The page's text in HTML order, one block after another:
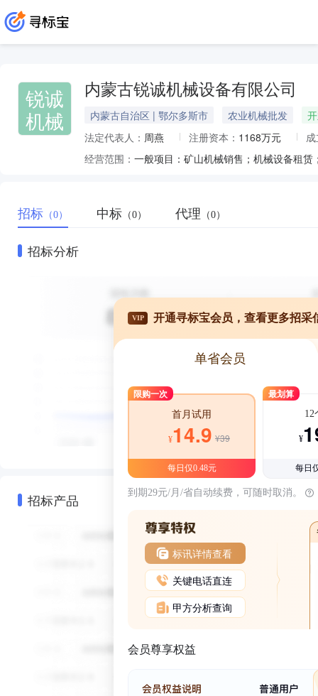
锐诚
机械
内蒙古锐诚机械设备有限公司
内蒙古自治区 | 鄂尔多斯市 农业机械批发
法定代表人： 周燕 注册资本： 1168万元
经营范围：
招标 （0） 中标 （0） 代理 （0）
招标分析
招标产品
VIP 开通寻标宝会员，查看更多招采
单省会员
限购一次
首月试用
¥14.9 ¥39
每日仅0.48元
最划算
12
¥
每日
到期29元/月/省自动续费，可随时取消。
标讯详情查看
关键电话直连
甲方分析查询
会员尊享权益